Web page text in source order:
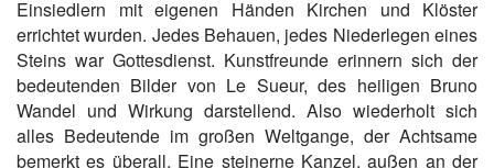
Einsiedlern mit eigenen Händen Kirchen und Klöster
errichtet wurden. Jedes Behauen, jedes Niederlegen eines
Steins war Gottesdienst. Kunstfreunde erinnern sich der
bedeutenden Bilder von Le Sueur, des heiligen Bruno
Wandel und Wirkung darstellend. Also wiederholt sich
alles Bedeutende im großen Weltgange, der Achtsame
bemerkt es überall. Eine steinerne Kanzel, außen an der